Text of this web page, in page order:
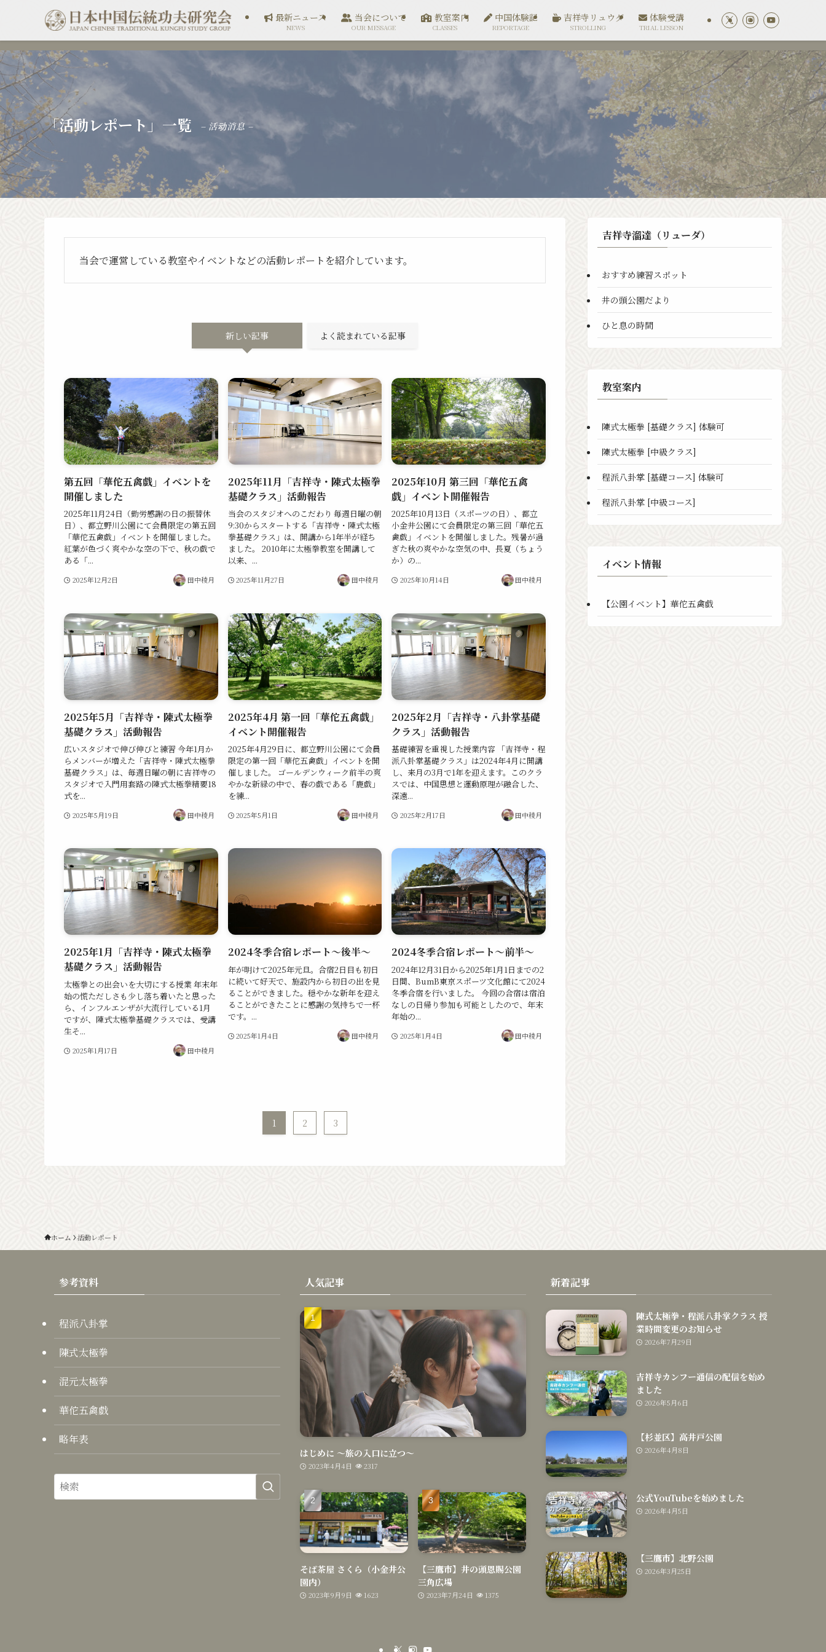
最新ニュース
NEWS
当会について
OUR MESSAGE
教室案内
CLASSES
中国体験記
REPORTAGE
吉祥寺リュウダ
STROLLING
体験受講
TRIAL LESSON
「活動レポート」一覧 – 活动消息 –
当会で運営している教室やイベントなどの活動レポートを紹介しています。
新しい記事 よく読まれている記事
第五回「華佗五禽戯」イベントを
開催しました
2025年11月24日（勤労感謝の日の振替休
日）、都立野川公園にて会員限定の第五回
「華佗五禽戯」イベントを開催しました。
紅葉が色づく爽やかな空の下で、秋の戯で
ある「...
2025年12月2日 田中稜月
2025年11月「吉祥寺・陳式太極拳
基礎クラス」活動報告
当会のスタジオへのこだわり 毎週日曜の朝
9:30からスタートする「吉祥寺・陳式太極
拳基礎クラス」は、開講から1年半が経ち
ました。 2010年に太極拳教室を開講して
以来、...
2025年11月27日 田中稜月
2025年10月 第三回「華佗五禽
戯」イベント開催報告
2025年10月13日（スポーツの日）、都立
小金井公園にて会員限定の第三回「華佗五
禽戯」イベントを開催しました。残暑が過
ぎた秋の爽やかな空気の中、長夏（ちょう
か）の...
2025年10月14日 田中稜月
2025年5月「吉祥寺・陳式太極拳
基礎クラス」活動報告
広いスタジオで伸び伸びと練習 今年1月か
らメンバーが増えた「吉祥寺・陳式太極拳
基礎クラス」は、毎週日曜の朝に吉祥寺の
スタジオで入門用套路の陳式太極拳精要18
式を...
2025年5月19日 田中稜月
2025年4月 第一回「華佗五禽戯」
イベント開催報告
2025年4月29日に、都立野川公園にて会員
限定の第一回「華佗五禽戯」イベントを開
催しました。 ゴールデンウィーク前半の爽
やかな新緑の中で、春の戯である「鹿戯」
を練...
2025年5月1日 田中稜月
2025年2月「吉祥寺・八卦掌基礎
クラス」活動報告
基礎練習を重視した授業内容 「吉祥寺・程
派八卦掌基礎クラス」は2024年4月に開講
し、来月の3月で1年を迎えます。このクラ
スでは、中国思想と運動原理が融合した、
深遠...
2025年2月17日 田中稜月
2025年1月「吉祥寺・陳式太極拳
基礎クラス」活動報告
太極拳との出会いを大切にする授業 年末年
始の慌ただしさも少し落ち着いたと思った
ら、インフルエンザが大流行している1月
ですが、陳式太極拳基礎クラスでは、受講
生そ...
2025年1月17日 田中稜月
2024冬季合宿レポート〜後半〜
年が明けて2025年元旦。合宿2日目も初日
に続いて好天で、施設内から初日の出を見
ることができました。穏やかな新年を迎え
ることができたことに感謝の気持ちで一杯
です。...
2025年1月4日 田中稜月
2024冬季合宿レポート〜前半〜
2024年12月31日から2025年1月1日までの2
日間、BumB東京スポーツ文化館にて2024
冬季合宿を行いました。 今回の合宿は宿泊
なしの日帰り参加も可能としたので、年末
年始の...
2025年1月4日 田中稜月
1 2 3
吉祥寺溜達（リューダ）
おすすめ練習スポット
井の頭公園だより
ひと息の時間
教室案内
陳式太極拳 [基礎クラス] 体験可
陳式太極拳 [中級クラス]
程派八卦掌 [基礎コース] 体験可
程派八卦掌 [中級コース]
イベント情報
【公園イベント】華佗五禽戯
ホーム 活動レポート
参考資料
程派八卦掌
陳式太極拳
混元太極拳
華佗五禽戯
略年表
人気記事
はじめに 〜旅の入口に立つ〜
2023年4月4日 2317
そば茶屋 さくら（小金井公
園内）
2023年9月9日 1623
【三鷹市】井の頭恩賜公園
三角広場
2023年7月24日 1375
新着記事
陳式太極拳・程派八卦掌クラス 授
業時間変更のお知らせ
2026年7月29日
吉祥寺カンフー通信の配信を始め
ました
2026年5月6日
【杉並区】高井戸公園
2026年4月8日
公式YouTubeを始めました
2026年4月5日
【三鷹市】北野公園
2026年3月25日